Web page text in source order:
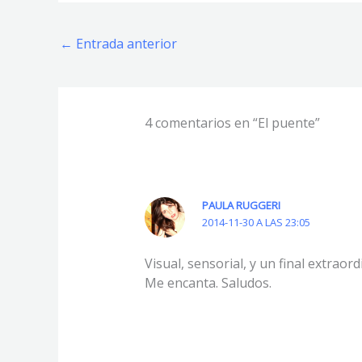
← Entrada anterior
4 comentarios en “El puente”
PAULA RUGGERI
2014-11-30 A LAS 23:05
Visual, sensorial, y un final
Me encanta. Saludos.